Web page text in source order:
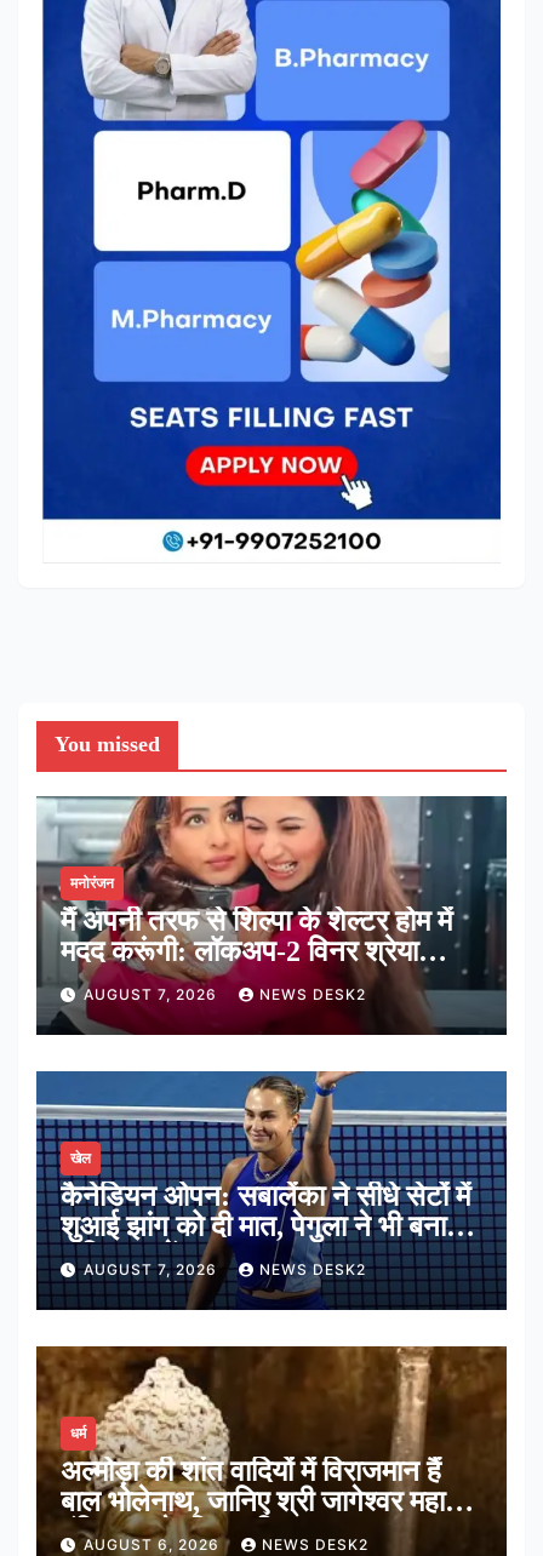
You missed
मनोरंजन
मैं अपनी तरफ से शिल्पा के शेल्टर होम में
मदद करूंगी: लॉकअप-2 विनर श्रेया
कालरा
AUGUST 7, 2026 NEWS DESK2
खेल
कैनेडियन ओपन: सबालेंका ने सीधे सेटों में
शुआई झांग को दी मात, पेगुला ने भी बनाई
अंतिम 16 में जगह
AUGUST 7, 2026 NEWS DESK2
धर्म
अल्मोड़ा की शांत वादियों में विराजमान हैं
बाल भोलेनाथ, जानिए श्री जागेश्वर महादेव
मंदिर का पौराणिक इतिहास
AUGUST 6, 2026 NEWS DESK2